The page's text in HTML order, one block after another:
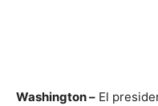
Washington – El